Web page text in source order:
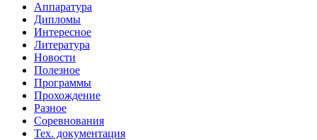
Аппаратура
Дипломы
Интересное
Литература
Новости
Полезное
Программы
Прохождение
Разное
Соревнования
Тех. документация